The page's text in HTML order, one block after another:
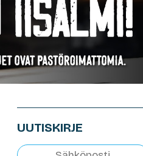
UUTISKIRJE